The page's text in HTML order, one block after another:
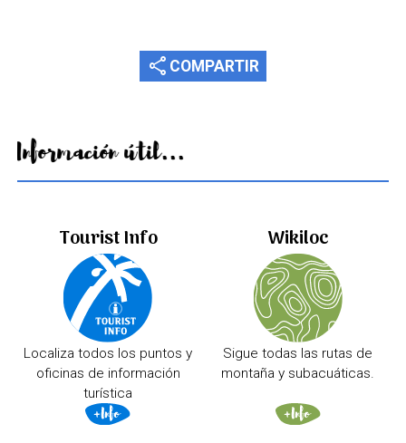
share COMPARTIR
Información útil...
Tourist Info
Localiza todos los puntos y
oficinas de información
turística
Wikiloc
Sigue todas las rutas de
montaña y subacuáticas.